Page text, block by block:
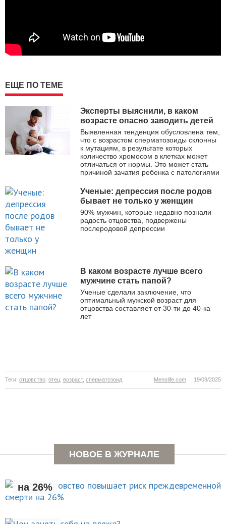
ЕЩЕ ПО ТЕМЕ
Эксперты выяснили, в каком
возрасте опасно заводить детей
Выявленная тенденция обусловлена тем,
что с возрастом сперматозоиды склонны
к мутациям, в результате которых
количество хромосом в клетках может
отличаться от нормы. Это может стать
причиной зачатия ребенка с патологиями
Ученые: депрессия после родов
бывает не только у женщин
90% мужчин, которые недавно познали
радость отцовства, подвержены
послеродовой депрессии
В каком возрасте лучше всего
мужчине стать папой?
Ученые сделали заключение, что
оптимальный мужской возраст для
отцовства составляет от 30-ти до 40-ка
лет
Теги: отцовство отец возраст, сперматозоид 19/09/2025
Menslife.com
НОВОЕ В ЖУРНАЛЕ
Раннее отцовство повышает
на 26%
Чем занять себя на